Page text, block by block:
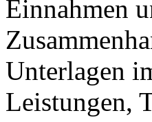
Einnahmen
Unterlagen
Leistungen,